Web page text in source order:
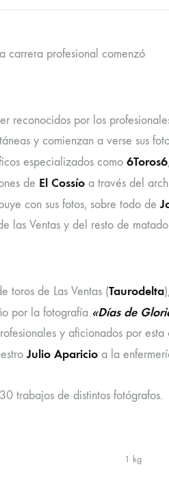
carrera profesional comenzó
reconocidos por los
y comienzan a verse sus
especializados como 6Toros6
de El Cossío a través del
con sus fotos, sobre todo de
las Ventas y del resto de
toros de Las Ventas (Taurodelta
por la fotografía «Días de
y aficionados por esta
Julio Aparicio a la
trabajos de distintos fotógrafos.
1 kg